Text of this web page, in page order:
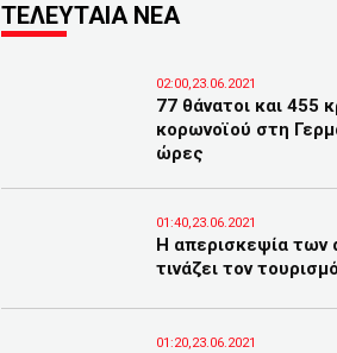
ΤΕΛΕΥΤΑΙΑ ΝΕΑ
02:00,23.06.2021
77 θάνατοι και 455
κορωνοϊού στη
ώρες
01:40,23.06.2021
Η απερισκεψία των
τινάζει τον
01:20,23.06.2021